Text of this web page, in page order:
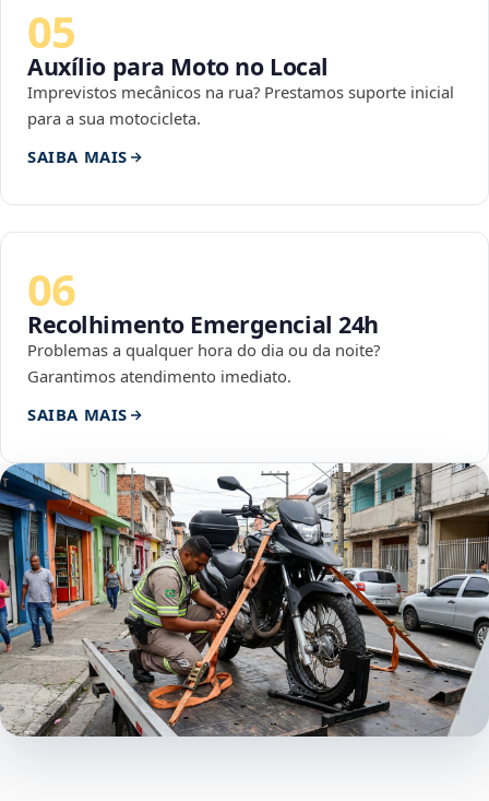
05
Auxílio para Moto no Local
Imprevistos mecânicos na rua? Prestamos suporte inicial
para a sua motocicleta.
SAIBA MAIS
06
Recolhimento Emergencial 24h
Problemas a qualquer hora do dia ou da noite?
Garantimos atendimento imediato.
SAIBA MAIS